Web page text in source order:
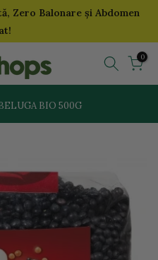
Zero Balonare și Abdomen
0
BIO 500G